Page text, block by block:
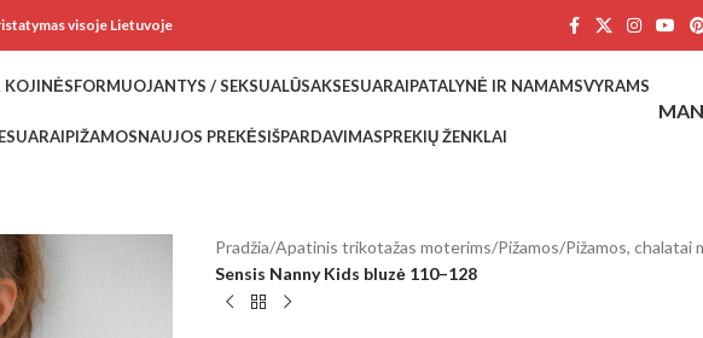
visoje Lietuvoje
KOJINĖSFORMUOJANTYS / SEKSUALŪSAKSESUARAIPATALYNĖ IR NAMAMSVYRAMS
PIŽAMOSNAUJOS PREKĖSIŠPARDAVIMASPREKIŲ ŽENKLAI
Pradžia/Apatinis trikotažas moterims/Pižamos/Pižamos, chalatai
Sensis Nanny Kids bluzė 110–128